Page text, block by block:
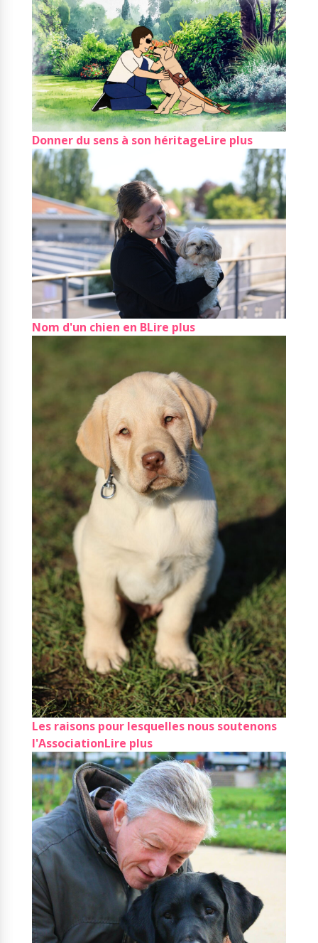
Donner du sens à son héritageLire plus
Nom d'un chien en BLire plus
Les raisons pour lesquelles nous soutenons
l'AssociationLire plus